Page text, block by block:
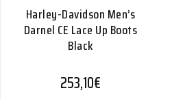
Harley-Davidson Men’s
Darnel CE Lace Up Boots
Black
253,10€